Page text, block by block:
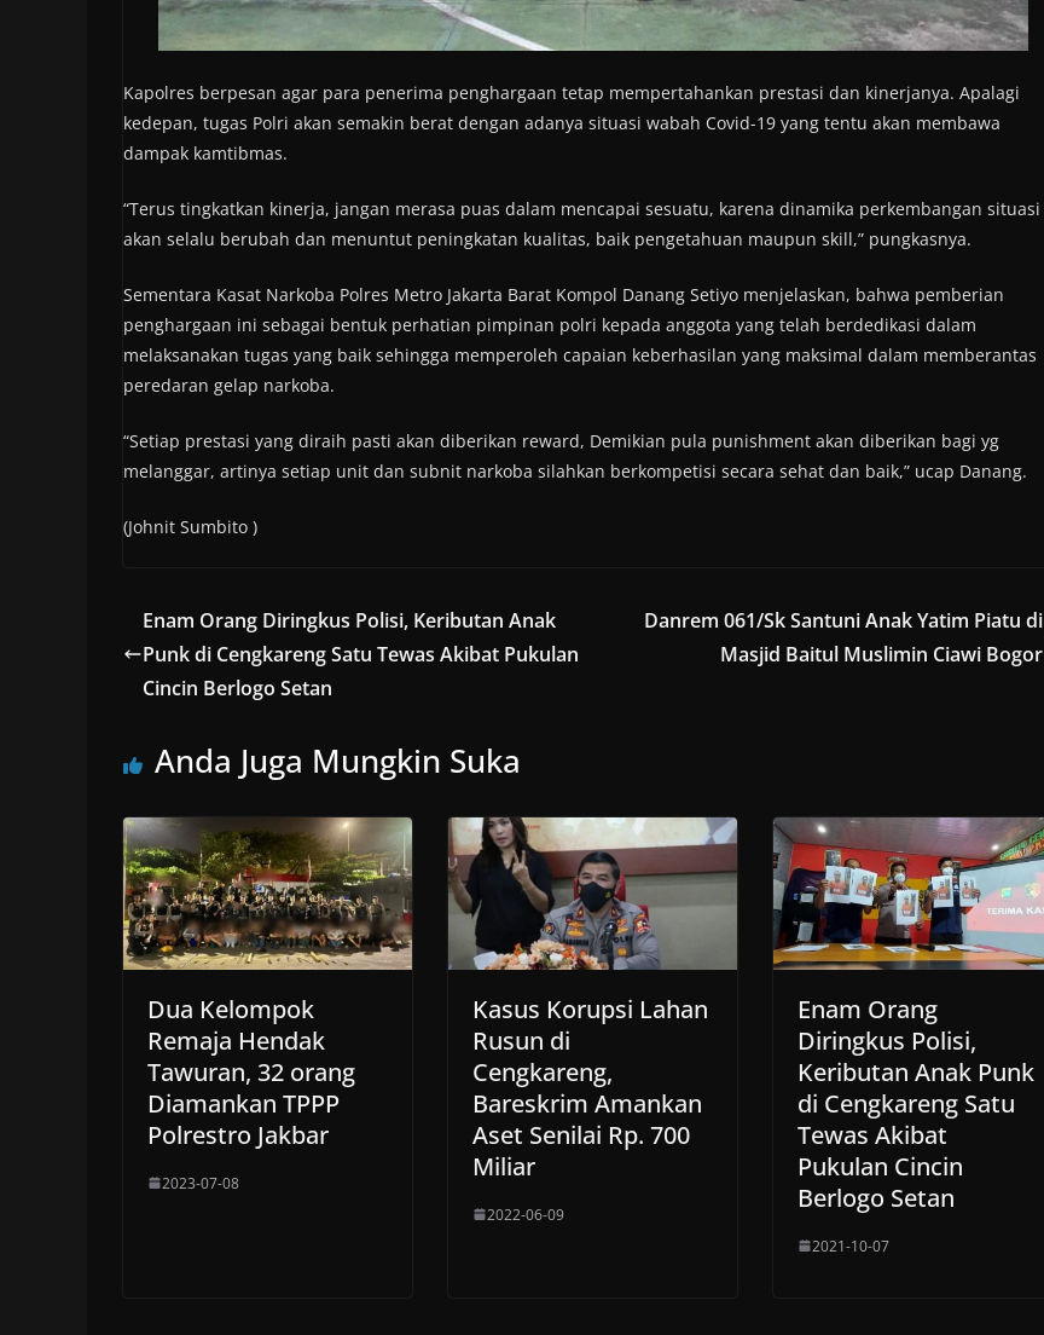
Kapolres berpesan agar para penerima penghargaan tetap mempertahankan prestasi dan kinerjanya. Apalagi
kedepan, tugas Polri akan semakin berat dengan adanya situasi wabah Covid-19 yang tentu akan membawa
dampak kamtibmas.
“Terus tingkatkan kinerja, jangan merasa puas dalam mencapai sesuatu, karena dinamika perkembangan situasi
akan selalu berubah dan menuntut peningkatan kualitas, baik pengetahuan maupun skill,” pungkasnya.
Sementara Kasat Narkoba Polres Metro Jakarta Barat Kompol Danang Setiyo menjelaskan, bahwa pemberian
penghargaan ini sebagai bentuk perhatian pimpinan polri kepada anggota yang telah berdedikasi dalam
melaksanakan tugas yang baik sehingga memperoleh capaian keberhasilan yang maksimal dalam memberantas
peredaran gelap narkoba.
“Setiap prestasi yang diraih pasti akan diberikan reward, Demikian pula punishment akan diberikan bagi yg
melanggar, artinya setiap unit dan subnit narkoba silahkan berkompetisi secara sehat dan baik,” ucap Danang.
(Johnit Sumbito )
Enam Orang Diringkus Polisi, Keributan Anak
Punk di Cengkareng Satu Tewas Akibat Pukulan
Cincin Berlogo Setan
Danrem 061/Sk Santuni Anak Yatim Piatu di
Masjid Baitul Muslimin Ciawi Bogor
Anda Juga Mungkin Suka
Dua Kelompok
Remaja Hendak
Tawuran, 32 orang
Diamankan TPPP
Polrestro Jakbar
2023-07-08
Kasus Korupsi Lahan
Rusun di
Cengkareng,
Bareskrim Amankan
Aset Senilai Rp. 700
Miliar
2022-06-09
Enam Orang
Diringkus Polisi,
Keributan Anak Punk
di Cengkareng Satu
Tewas Akibat
Pukulan Cincin
Berlogo Setan
2021-10-07